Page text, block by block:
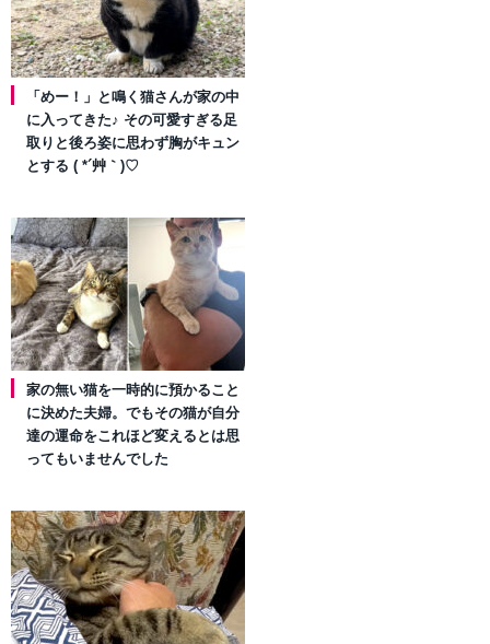
「めー！」と鳴く猫さんが家の中
に入ってきた♪ その可愛すぎる足
取りと後ろ姿に思わず胸がキュン
とする ( *´艸｀)♡
家の無い猫を一時的に預かること
に決めた夫婦。でもその猫が自分
達の運命をこれほど変えるとは思
ってもいませんでした